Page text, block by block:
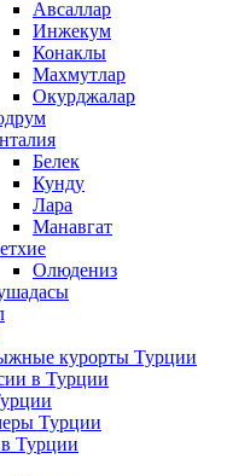
Авсаллар
Инжекум
Конаклы
Махмутлар
Окурджалар
Белек
Кунду
Лара
Манавгат
Олюдениз
курорты Турции
в Турции
Турции
Турции